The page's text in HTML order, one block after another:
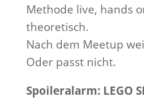
Methode live, hands
theoretisch.
Nach dem Meetup
Oder passt nicht.
Spoileralarm: LEGO